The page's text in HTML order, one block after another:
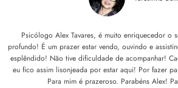
Psicólogo Alex Tavares, é muito enriquecedor o
profundo! É um prazer estar vendo, ouvindo e
esplêndido! Não tive dificuldade de acompanhar!
eu fico assim lisonjeada por estar aqui! Por fazer
Para mim é prazeroso. Parabéns Alex!